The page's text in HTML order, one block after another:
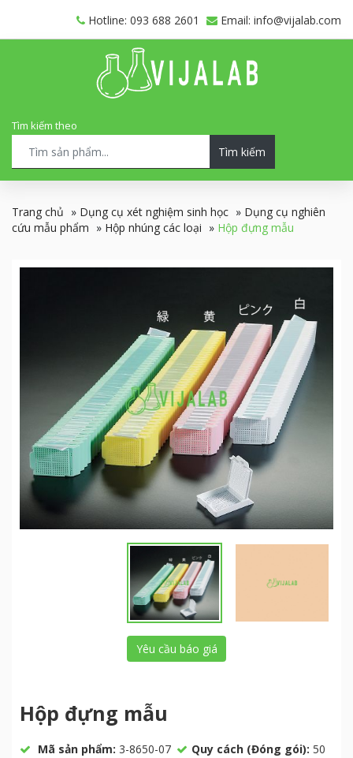
Hotline: 093 688 2601 Email: info@vijalab.com
Tìm kiếm theo
Tìm kiếm
Trang chủ » Dụng cụ xét nghiệm sinh học » Dụng cụ nghiên
cứu mẫu phẩm » Hộp nhúng các loại » Hộp đựng mẫu
Yêu cầu báo giá
Hộp đựng mẫu
Mã sản phẩm: 3-8650-07 Quy cách (Đóng gói): 50